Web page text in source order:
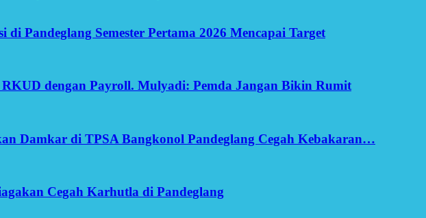
di Pandeglang Semester Pertama 2026 Mencapai Target
RKUD dengan Payroll. Mulyadi: Pemda Jangan Bikin Rumit
Damkar di TPSA Bangkonol Pandeglang Cegah Kebakaran…
Cegah Karhutla di Pandeglang